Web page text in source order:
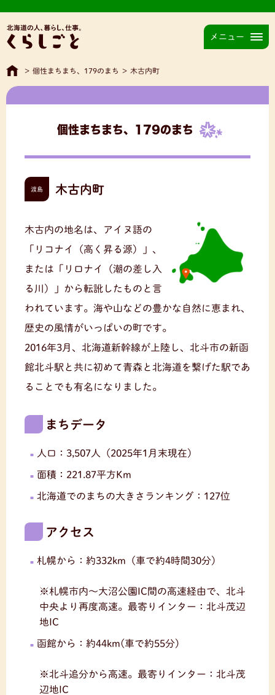
メニュー
> 個性まちまち、179のまち > 木古内町
個性まちまち、179のまち
渡島 木古内町
木古内の地名は、アイヌ語の
「リコナイ（高く昇る源）」、
または「リロナイ（潮の差し入
る川）」から転訛したものと言
われています。海や山などの豊かな自然に恵まれ、
歴史の風情がいっぱいの町です。
2016年3月、北海道新幹線が上陸し、北斗市の新函
館北斗駅と共に初めて青森と北海道を繋げた駅であ
ることでも有名になりました。
まちデータ
人口：3,507人（2025年1月末現在）
面積：221.87平方Km
北海道でのまちの大きさランキング：127位
アクセス
札幌から：約332km（車で約4時間30分）
※札幌市内〜大沼公園IC間の高速経由で、北斗
中央より再度高速。最寄りインター：北斗茂辺
地IC
函館から：約44km(車で約55分)
※北斗追分から高速。最寄りインター：北斗茂
辺地IC